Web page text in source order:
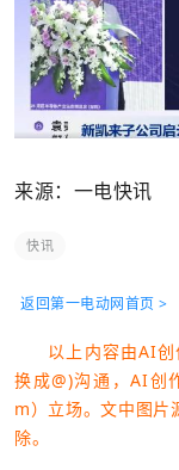
来源：一电快讯
快讯
返回第一电动网首页 >
以上内容由AI
换成@)沟通，AI创
m）立场。文中图片
除。